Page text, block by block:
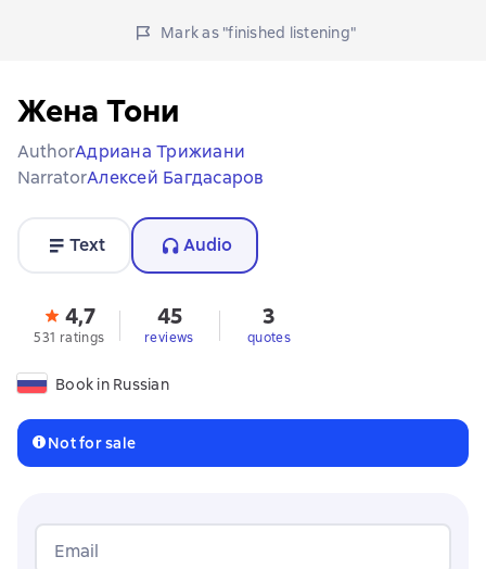
Mark as "finished listening"
Жена Тони
AuthorАдриана Трижиани
NarratorАлексей Багдасаров
Text Audio
4,7
531 ratings
45
reviews
3
quotes
Book in Russian
Not for sale
Email